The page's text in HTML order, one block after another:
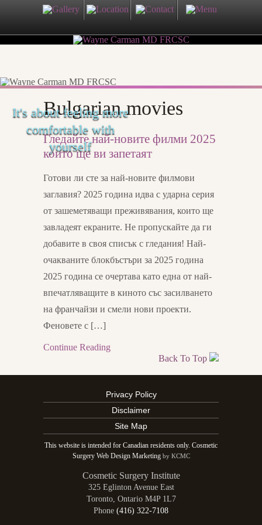
It's about feeling more
comfortable with
yourself
Bulgarian movies
Гледайте най-новите филми 2025
които ще ви запетаят
Готови ли сте за най-новите филмови
заглавия? 2025 година идва с ударна серия
от зашеметяващи преживявания, които ще
завладеят екраните. Не пропускайте да ги
добавите в своя списък с гледания! Най-
очакваните блокбъстъри за 2025 година
2025 година се очертава като една от най-
впечатляващите в киното със засилването
на франчайзи и смели нови проекти.
Феновете с […]
Continue Reading
Back To Top
Privacy Policy
Disclaimer
Site Map
This website is intended for Canadian residents only. Cosmetic
Surgery Web Design Marketing by KCMC
Cosmetic Surgery Institute
325 Eglinton Avenue East
Toronto, Ontario M4P 1L7
Phone (416) 322-7108